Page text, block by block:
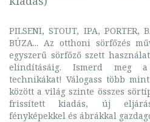
PILSENI, STOUT, IPA, PORTER,
BÚZA... Az otthoni sörfőzés
egyszerű sörfőző szett
elindításáig. Ismerd meg a
technikákat! Válogass több
között a világ szinte összes
frissített kiadás, új
fényképekkel és ábrákkal